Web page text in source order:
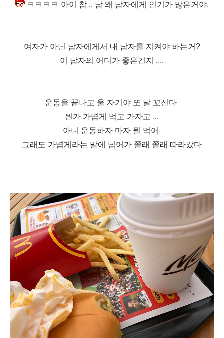
ㅋㅋㅋㅋ 아이 참 .. 남 왜 남자에게 인기가 많은거야.
여자가 아닌 남자에게서 내 남자를 지켜야 하는거?
이 남자의 어디가 좋은건지 ....
운동을 끝나고 울 자기야 또 날 꼬신다
뭔가 가볍게 먹고 가자고 ...
아니 운동하자 마자 뭘 먹어
그래도 가볍게라는 말에 넘어가 쫄래 쫄래 따라갔다